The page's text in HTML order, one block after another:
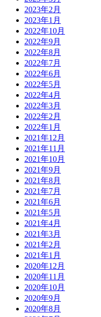
2023年2月
2023年1月
2022年10月
2022年9月
2022年8月
2022年7月
2022年6月
2022年5月
2022年4月
2022年3月
2022年2月
2022年1月
2021年12月
2021年11月
2021年10月
2021年9月
2021年8月
2021年7月
2021年6月
2021年5月
2021年4月
2021年3月
2021年2月
2021年1月
2020年12月
2020年11月
2020年10月
2020年9月
2020年8月